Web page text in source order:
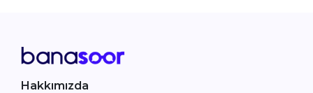
Hakkımızda